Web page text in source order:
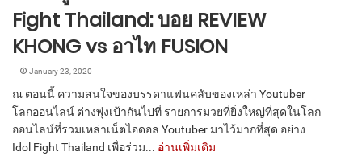
Fight Thailand: บอย REVIEW
KHONG vs อาไท FUSION
January 23, 2020
ณ ตอนนี้ ความสนใจของบรรดาแฟนคลับของเหล่า Youtuber
โลกออนไลน์ ต่างพุ่งเป้ากันไปที่ รายการมวยที่ยิ่งใหญ่ที่สุดในโลก
ออนไลน์ที่รวมเหล่าเน็ตไอดอล Youtuber มาไว้มากที่สุด อย่าง
Idol Fight Thailand เพื่อร่วม... อ่านเพิ่มเติม